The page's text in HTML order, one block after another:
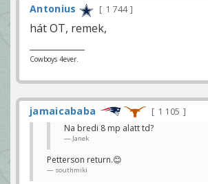
Antonius 1 744
hát OT, remek,
Cowboys 4ever.
jamaicababa
1 105
Na bredi 8 mp alatt td?
Janek
Petterson return.😊
southmiki